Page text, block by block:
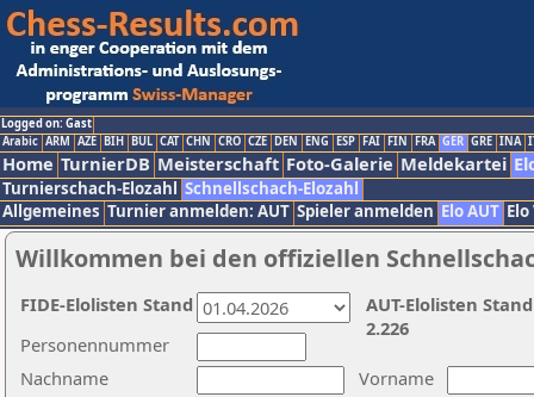
Logged on: Gast
Arabic ARM AZE BIH BUL CAT CHN CRO CZE DEN ENG ESP FAI FIN FRA GER GRE INA
Home TurnierDB Meisterschaft Foto-Galerie Meldekartei
Turnierschach-Elozahl Schnellschach-Elozahl
Allgemeines Turnier anmelden: AUT Spieler anmelden Elo AUT
Willkommen bei den offiziellen
Nachname
Vorname
Personennummer
AUT-Elolisten
2.226
FIDE-Elolisten Stand